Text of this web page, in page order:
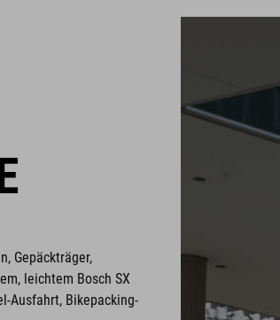
Gepäckträger,
leichtem Bosch SX
Ausfahrt, Bikepacking-